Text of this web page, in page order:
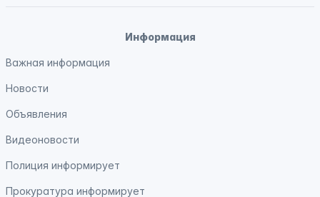
Информация
Важная информация
Новости
Объявления
Видеоновости
Полиция информирует
Прокуратура информирует